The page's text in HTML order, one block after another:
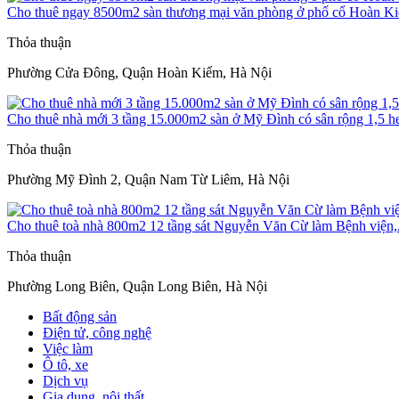
Cho thuê ngay 8500m2 sàn thương mại văn phòng ở phố cổ Hoàn
Thỏa thuận
Phường Cửa Đông, Quận Hoàn Kiếm, Hà Nội
Cho thuê nhà mới 3 tầng 15.000m2 sàn ở Mỹ Đình có sân rộng 1,5
Thỏa thuận
Phường Mỹ Đình 2, Quận Nam Từ Liêm, Hà Nội
Cho thuê toà nhà 800m2 12 tầng sát Nguyễn Văn Cừ làm Bệnh
Thỏa thuận
Phường Long Biên, Quận Long Biên, Hà Nội
Bất động sản
Điện tử, công nghệ
Việc làm
Ô tô, xe
Dịch vụ